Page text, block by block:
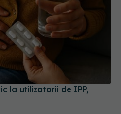
la utilizatorii de IPP,